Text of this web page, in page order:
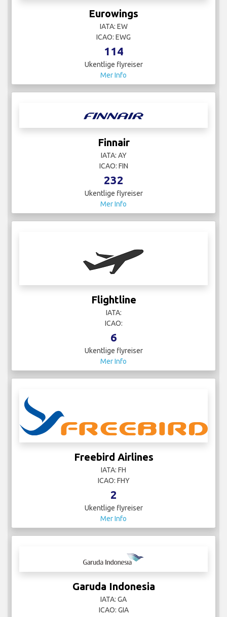
Eurowings
IATA: EW
ICAO: EWG
114
Ukentlige flyreiser
Mer Info
Finnair
IATA: AY
ICAO: FIN
232
Ukentlige flyreiser
Mer Info
Flightline
IATA:
ICAO:
6
Ukentlige flyreiser
Mer Info
Freebird Airlines
IATA: FH
ICAO: FHY
2
Ukentlige flyreiser
Mer Info
Garuda Indonesia
IATA: GA
ICAO: GIA